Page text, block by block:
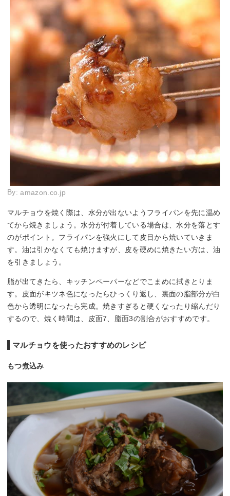
By:amazon.co.jp
マルチョウを焼く際は、水分が出ないようフライパンを先に温め
てから焼きましょう。水分が付着している場合は、水分を落とす
のがポイント。フライパンを強火にして皮目から焼いていきま
す。油は引かなくても焼けますが、皮を硬めに焼きたい方は、油
を引きましょう。
脂が出てきたら、キッチンペーパーなどでこまめに拭きとりま
す。皮面がキツネ色になったらひっくり返し、裏面の脂部分が白
色から透明になったら完成。焼きすぎると硬くなったり縮んだり
するので、焼く時間は、皮面7、脂面3の割合がおすすめです。
マルチョウを使ったおすすめのレシピ
もつ煮込み